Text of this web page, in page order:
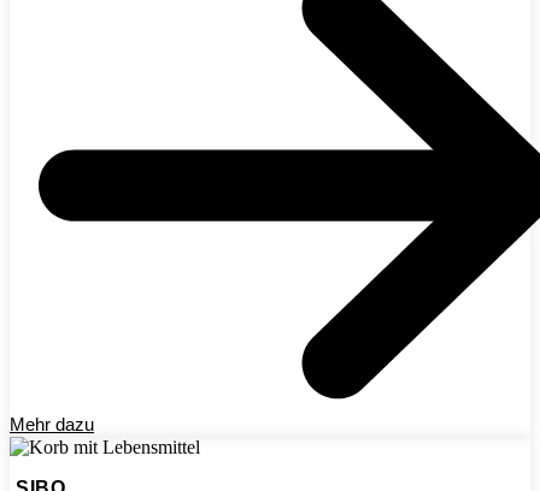
Mehr dazu